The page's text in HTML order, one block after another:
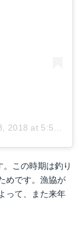
at 5:50am PDT
この時期は釣り
めです。漁協が
って、また来年